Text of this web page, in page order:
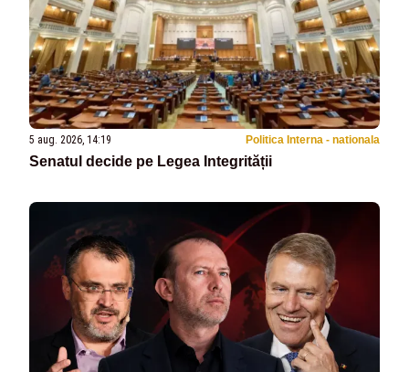
5 aug. 2026, 14:19 Politica Interna - nationala
Senatul decide pe Legea Integrității